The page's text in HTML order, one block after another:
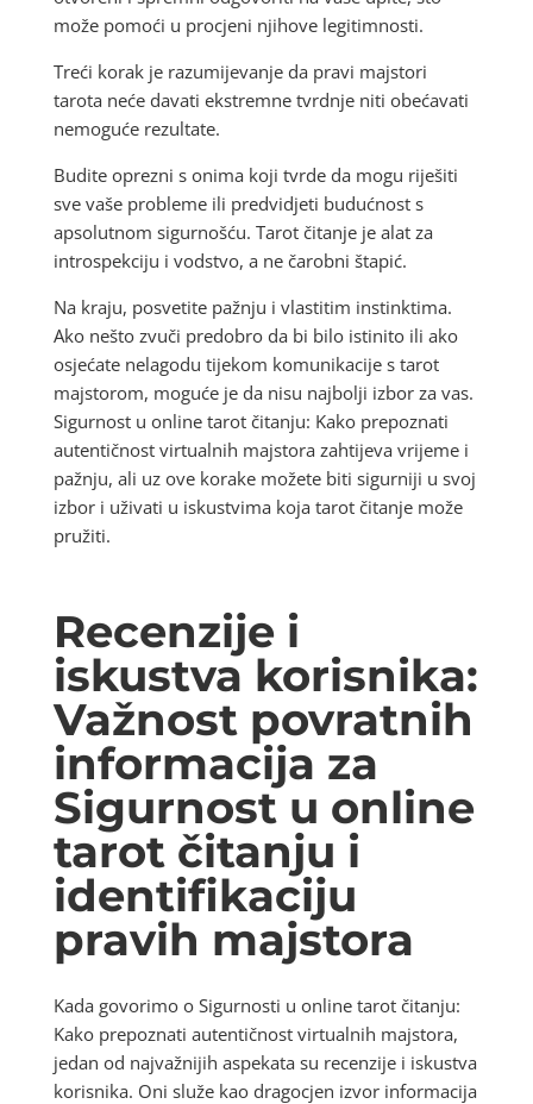
može pomoći u procjeni njihove legitimnosti.
Treći korak je razumijevanje da pravi majstori
tarota neće davati ekstremne tvrdnje niti obećavati
nemoguće rezultate.
Budite oprezni s onima koji tvrde da mogu riješiti
sve vaše probleme ili predvidjeti budućnost s
apsolutnom sigurnošću. Tarot čitanje je alat za
introspekciju i vodstvo, a ne čarobni štapić.
Na kraju, posvetite pažnju i vlastitim instinktima.
Ako nešto zvuči predobro da bi bilo istinito ili ako
osjećate nelagodu tijekom komunikacije s tarot
majstorom, moguće je da nisu najbolji izbor za vas.
Sigurnost u online tarot čitanju: Kako prepoznati
autentičnost virtualnih majstora zahtijeva vrijeme i
pažnju, ali uz ove korake možete biti sigurniji u svoj
izbor i uživati u iskustvima koja tarot čitanje može
pružiti.
Recenzije i
iskustva korisnika:
Važnost povratnih
informacija za
Sigurnost u online
tarot čitanju i
identifikaciju
pravih majstora
Kada govorimo o Sigurnosti u online tarot čitanju:
Kako prepoznati autentičnost virtualnih majstora,
jedan od najvažnijih aspekata su recenzije i iskustva
korisnika. Oni služe kao dragocjen izvor informacija